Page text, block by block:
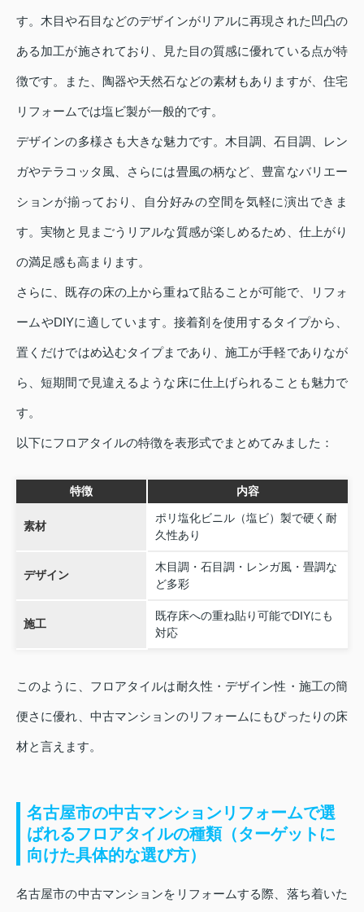
す。木目や石目などのデザインがリアルに再現された凹凸の
ある加工が施されており、見た目の質感に優れている点が特
徴です。また、陶器や天然石などの素材もありますが、住宅
リフォームでは塩ビ製が一般的です。
デザインの多様さも大きな魅力です。木目調、石目調、レン
ガやテラコッタ風、さらには畳風の柄など、豊富なバリエー
ションが揃っており、自分好みの空間を気軽に演出できま
す。実物と見まごうリアルな質感が楽しめるため、仕上がり
の満足感も高まります。
さらに、既存の床の上から重ねて貼ることが可能で、リフォ
ームやDIYに適しています。接着剤を使用するタイプから、
置くだけではめ込むタイプまであり、施工が手軽でありなが
ら、短期間で見違えるような床に仕上げられることも魅力で
す。
以下にフロアタイルの特徴を表形式でまとめてみました：
特徴 内容
素材
ポリ塩化ビニル（塩ビ）製で硬く耐
久性あり
デザイン
木目調・石目調・レンガ風・畳調な
ど多彩
施工
既存床への重ね貼り可能でDIYにも
対応
このように、フロアタイルは耐久性・デザイン性・施工の簡
便さに優れ、中古マンションのリフォームにもぴったりの床
材と言えます。
名古屋市の中古マンションリフォームで選
ばれるフロアタイルの種類（ターゲットに
向けた具体的な選び方）
名古屋市の中古マンションをリフォームする際、落ち着いた